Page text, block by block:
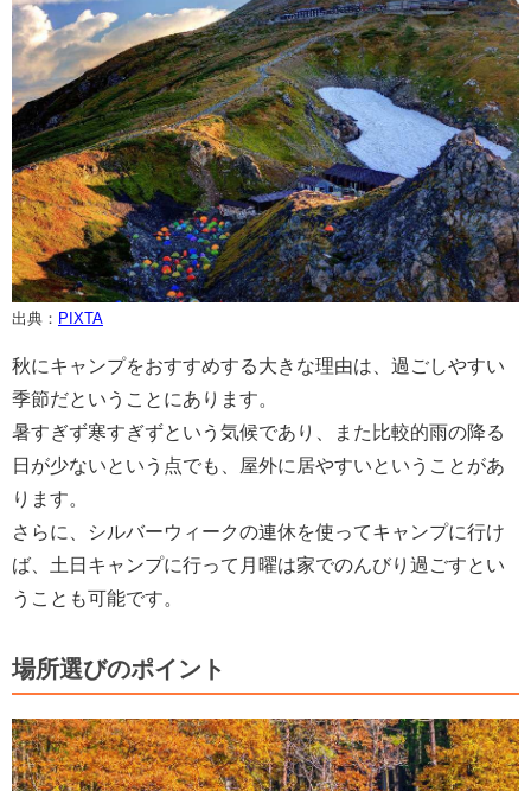
出典： PIXTA
秋にキャンプをおすすめする大きな理由は、過ごしやすい
季節だということにあります。
暑すぎず寒すぎずという気候であり、また比較的雨の降る
日が少ないという点でも、屋外に居やすいということがあ
ります。
さらに、シルバーウィークの連休を使ってキャンプに行け
ば、土日キャンプに行って月曜は家でのんびり過ごすとい
うことも可能です。
場所選びのポイント